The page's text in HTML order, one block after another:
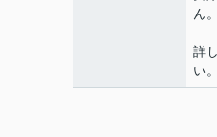
ん
詳
い。